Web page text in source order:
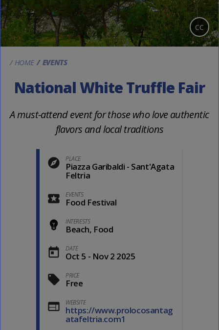
CC
HOME EVENTS
National White Truffle Fair
A must-attend event for those who love authentic
flavors and local traditions
PLACE
Piazza Garibaldi - Sant'Agata
Feltria
EVENTS
Food Festival
INTERESTS
Beach, Food
DATE
Oct 5 - Nov 2 2025
PRICE
Free
WEBSITE
https://www.prolocosantag
atafeltria.com1